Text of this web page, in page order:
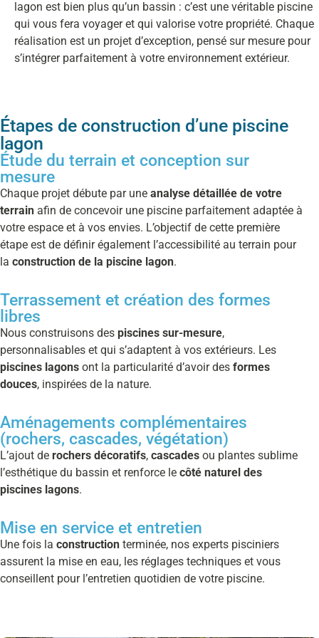
lagon est bien plus qu’un bassin : c’est une véritable piscine
qui vous fera voyager et qui valorise votre propriété. Chaque
réalisation est un projet d’exception, pensé sur mesure pour
s’intégrer parfaitement à votre environnement extérieur.
Étapes de construction d’une piscine
lagon
Étude du terrain et conception sur
mesure
Chaque projet débute par une analyse détaillée de votre
terrain afin de concevoir une piscine parfaitement adaptée à
votre espace et à vos envies. L’objectif de cette première
étape est de définir également l’accessibilité au terrain pour
la construction de la piscine lagon.
Terrassement et création des formes
libres
Nous construisons des piscines sur-mesure,
personnalisables et qui s’adaptent à vos extérieurs. Les
piscines lagons ont la particularité d’avoir des formes
douces, inspirées de la nature.
Aménagements complémentaires
(rochers, cascades, végétation)
L’ajout de rochers décoratifs, cascades ou plantes sublime
l’esthétique du bassin et renforce le côté naturel des
piscines lagons.
Mise en service et entretien
Une fois la construction terminée, nos experts pisciniers
assurent la mise en eau, les réglages techniques et vous
conseillent pour l’entretien quotidien de votre piscine.